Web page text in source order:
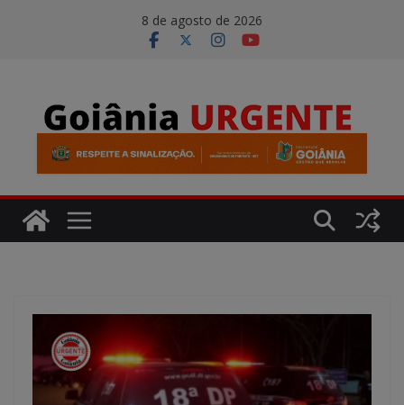
8 de agosto de 2026
modal-check